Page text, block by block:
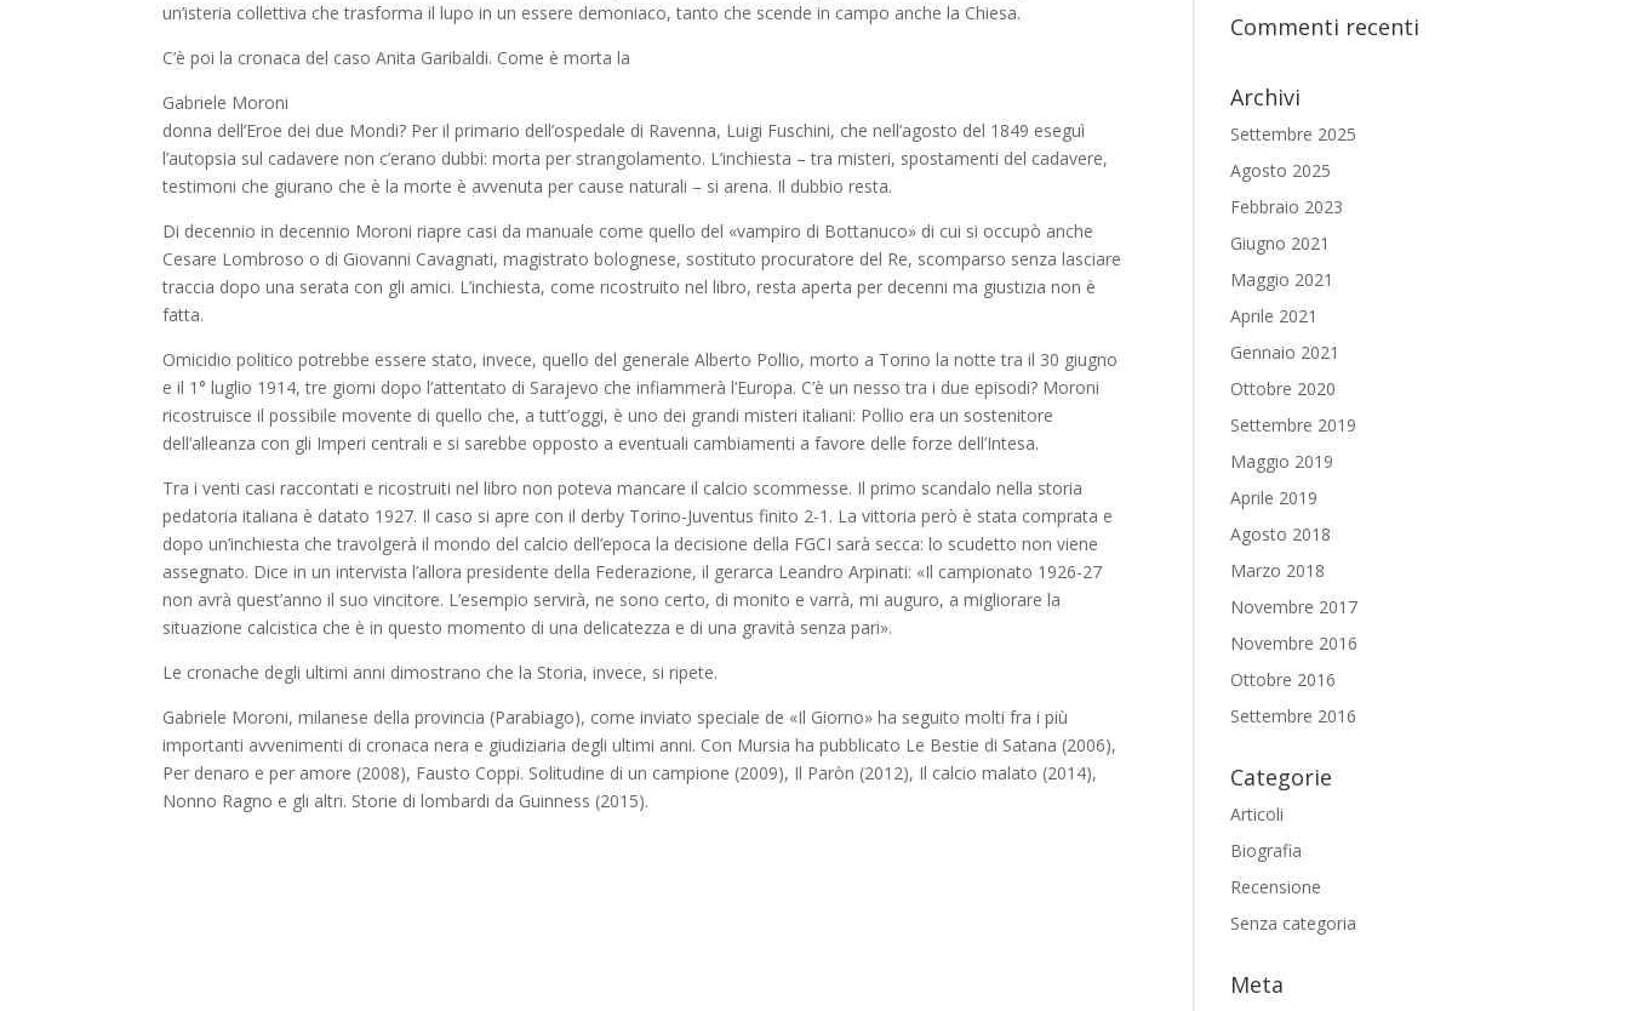
un’isteria collettiva che trasforma il lupo in un essere demoniaco, tanto che scende in campo anche la Chiesa.
C’è poi la cronaca del caso Anita Garibaldi. Come è morta la
Gabriele Moroni
donna dell’Eroe dei due Mondi? Per il primario dell’ospedale di Ravenna, Luigi Fuschini, che nell’agosto del 1849 eseguì
l’autopsia sul cadavere non c’erano dubbi: morta per strangolamento. L’inchiesta – tra misteri, spostamenti del cadavere,
testimoni che giurano che è la morte è avvenuta per cause naturali – si arena. Il dubbio resta.
Di decennio in decennio Moroni riapre casi da manuale come quello del «vampiro di Bottanuco» di cui si occupò anche
Cesare Lombroso o di Giovanni Cavagnati, magistrato bolognese, sostituto procuratore del Re, scomparso senza lasciare
traccia dopo una serata con gli amici. L’inchiesta, come ricostruito nel libro, resta aperta per decenni ma giustizia non è
fatta.
Omicidio politico potrebbe essere stato, invece, quello del generale Alberto Pollio, morto a Torino la notte tra il 30 giugno
e il 1° luglio 1914, tre giorni dopo l’attentato di Sarajevo che infiammerà l’Europa. C’è un nesso tra i due episodi? Moroni
ricostruisce il possibile movente di quello che, a tutt’oggi, è uno dei grandi misteri italiani: Pollio era un sostenitore
dell’alleanza con gli Imperi centrali e si sarebbe opposto a eventuali cambiamenti a favore delle forze dell’Intesa.
Tra i venti casi raccontati e ricostruiti nel libro non poteva mancare il calcio scommesse. Il primo scandalo nella storia
pedatoria italiana è datato 1927. Il caso si apre con il derby Torino-Juventus finito 2-1. La vittoria però è stata comprata e
dopo un’inchiesta che travolgerà il mondo del calcio dell’epoca la decisione della FGCI sarà secca: lo scudetto non viene
assegnato. Dice in un intervista l’allora presidente della Federazione, il gerarca Leandro Arpinati: «Il campionato 1926-27
non avrà quest’anno il suo vincitore. L’esempio servirà, ne sono certo, di monito e varrà, mi auguro, a migliorare la
situazione calcistica che è in questo momento di una delicatezza e di una gravità senza pari».
Le cronache degli ultimi anni dimostrano che la Storia, invece, si ripete.
Gabriele Moroni, milanese della provincia (Parabiago), come inviato speciale de «Il Giorno» ha seguito molti fra i più
importanti avvenimenti di cronaca nera e giudiziaria degli ultimi anni. Con Mursia ha pubblicato Le Bestie di Satana (2006),
Per denaro e per amore (2008), Fausto Coppi. Solitudine di un campione (2009), Il Paròn (2012), Il calcio malato (2014),
Nonno Ragno e gli altri. Storie di lombardi da Guinness (2015).
Commenti recenti
Archivi
Settembre 2025
Agosto 2025
Febbraio 2023
Giugno 2021
Maggio 2021
Aprile 2021
Gennaio 2021
Ottobre 2020
Settembre 2019
Maggio 2019
Aprile 2019
Agosto 2018
Marzo 2018
Novembre 2017
Novembre 2016
Ottobre 2016
Settembre 2016
Categorie
Articoli
Biografia
Recensione
Senza categoria
Meta